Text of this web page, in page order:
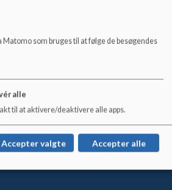
2, 4780 Stege
237, 4780 Stege
36 34 66 +
som bruges til at følge de besøgendes
alle
til at aktivere/deaktivere alle apps.
Accepter valgte Accepter alle